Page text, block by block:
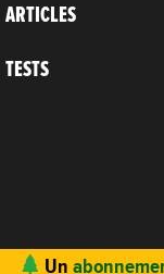
ARTICLES
TESTS
© 2004 -
Un